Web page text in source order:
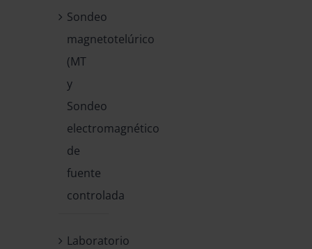
Sondeo
magnetotelúrico
(MT
y
Sondeo
electromagnético
de
fuente
controlada
Laboratorio